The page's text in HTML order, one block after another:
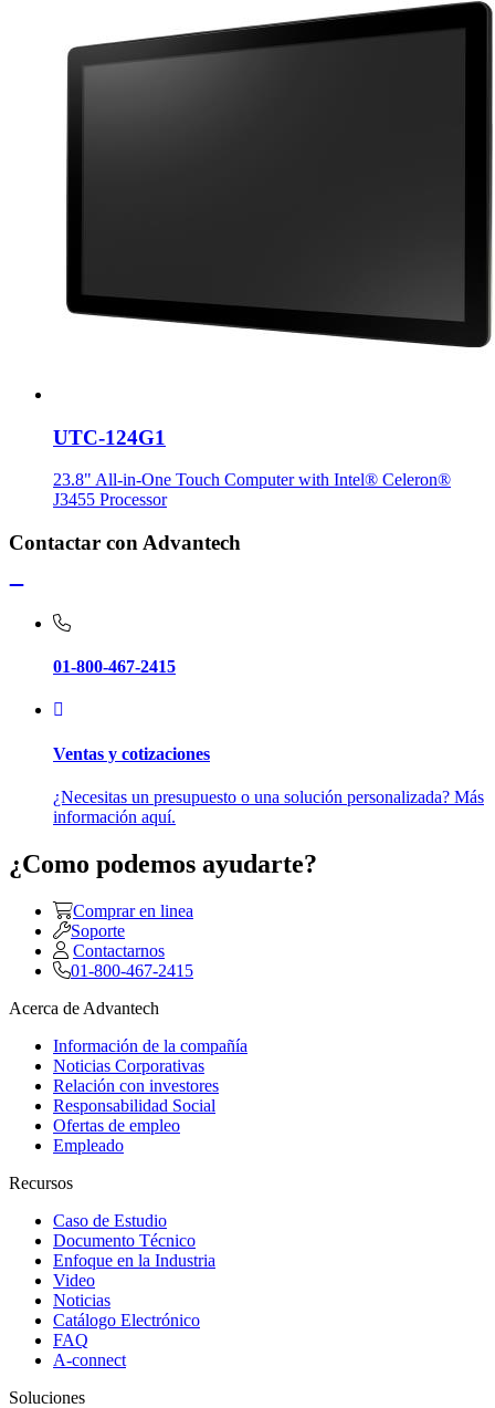
UTC-124G1
23.8" All-in-One Touch Computer with Intel® Celeron®
J3455 Processor
Contactar con Advantech
01-800-467-2415
Ventas y cotizaciones
¿Necesitas un presupuesto o una solución personalizada? Más
información aquí.
¿Como podemos ayudarte?
Comprar en linea
Soporte
Contactarnos
01-800-467-2415
Acerca de Advantech
Información de la compañía
Noticias Corporativas
Relación con investores
Responsabilidad Social
Ofertas de empleo
Empleado
Recursos
Caso de Estudio
Documento Técnico
Enfoque en la Industria
Video
Noticias
Catálogo Electrónico
FAQ
A-connect
Soluciones